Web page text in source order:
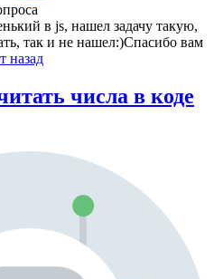
в js, нашел задачу такую,
так и не нашел:)Спасибо вам
назад
числа в коде